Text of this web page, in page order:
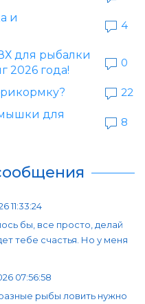
и
4
для рыбалки
2026 года!
0
22
для
8
11:33:24
бы, все просто, делай
тебе счастья. Но у меня
07:56:58
рыбы ловить нужно